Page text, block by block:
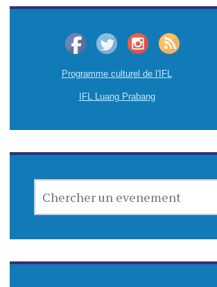
v
t
i
d
e
Programme culturel de l'IFL
IFL Luang Prabang
UN